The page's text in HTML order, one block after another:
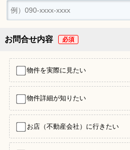
お問合せ内容
物件を実際に見たい
物件詳細が知りたい
お店（不動産会社）に行きたい